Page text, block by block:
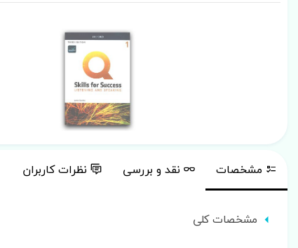
مشخصات نقد و بررسی نظرات کاربران
مشخصات کلی